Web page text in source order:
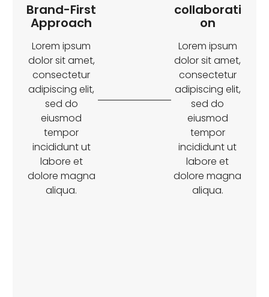
Brand-First
Approach
Lorem ipsum
dolor sit amet,
consectetur
adipiscing elit,
sed do
eiusmod
tempor
incididunt ut
labore et
dolore magna
aliqua.
collaborati
on
Lorem ipsum
dolor sit amet,
consectetur
adipiscing elit,
sed do
eiusmod
tempor
incididunt ut
labore et
dolore magna
aliqua.